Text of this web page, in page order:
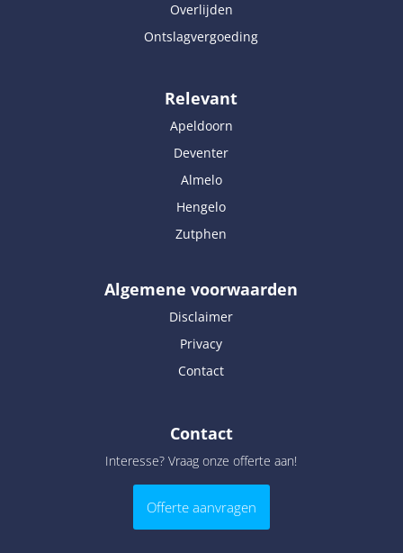
Overlijden
Ontslagvergoeding
Relevant
Apeldoorn
Deventer
Almelo
Hengelo
Zutphen
Algemene voorwaarden
Disclaimer
Privacy
Contact
Contact
Interesse? Vraag onze offerte aan!
Offerte aanvragen